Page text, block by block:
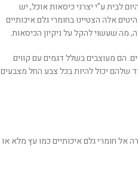
לבית ע”י יצרני כיסאות אוכל, יש
אלה הצטיינו בחומרי גלם איכותיים
מה שעשוי להקל על ניקיון הכיסאות.
הם מעוצבים בשלל דגמים עם קווים
שלהם יכול להיות בכל צבע החל מצבעים
אל חומרי גלם איכותיים כמו עץ מלא או